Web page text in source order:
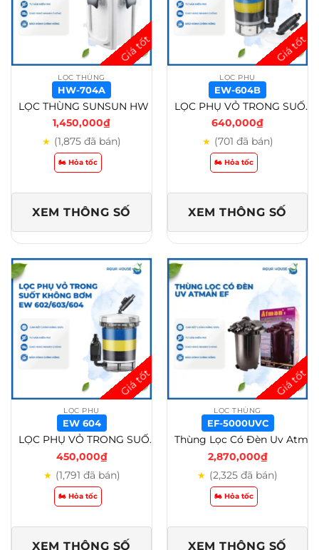
LỌC THÙNG
HW-704A
1,450,000₫
★ (1,875 đã bán)
🏍️ Hỏa tốc
XEM THÔNG SỐ
LỌC PHỤ
EW-604B
LỌC PHỤ VỎ TRONG SUỐT KÈM BƠM EW 602B/ EW 603B/ EW 604B – EW-604B
640,000₫
★ (701 đã bán)
🏍️ Hỏa tốc
XEM THÔNG SỐ
LỌC PHỤ
EW 604
LỌC PHỤ VỎ TRONG SUỐT KHÔNG BƠM SUNSUN EW 602/EW 603/EW 604 – EW 604
450,000₫
★ (1,791 đã bán)
🏍️ Hỏa tốc
XEM THÔNG SỐ
LỌC THÙNG
EF-5000UVC
2,870,000₫
★ (2,325 đã bán)
🏍️ Hỏa tốc
XEM THÔNG SỐ